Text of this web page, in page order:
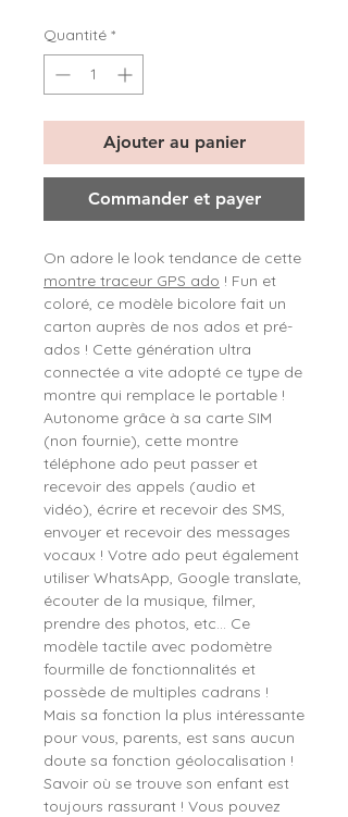
Quantité *
Ajouter au panier
Commander et payer
On adore le look tendance de cette
montre traceur GPS ado ! Fun et
coloré, ce modèle bicolore fait un
carton auprès de nos ados et pré-
ados ! Cette génération ultra
connectée a vite adopté ce type de
montre qui remplace le portable !
Autonome grâce à sa carte SIM
(non fournie), cette montre
téléphone ado peut passer et
recevoir des appels (audio et
vidéo), écrire et recevoir des SMS,
envoyer et recevoir des messages
vocaux ! Votre ado peut également
utiliser WhatsApp, Google translate,
écouter de la musique, filmer,
prendre des photos, etc... Ce
modèle tactile avec podomètre
fourmille de fonctionnalités et
possède de multiples cadrans !
Mais sa fonction la plus intéressante
pour vous, parents, est sans aucun
doute sa fonction géolocalisation !
Savoir où se trouve son enfant est
toujours rassurant ! Vous pouvez